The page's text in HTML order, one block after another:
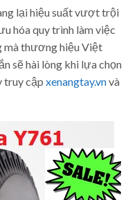
lại hiệu suất vượt trội
hóa quy trình làm việc
mà thương hiệu Việt
sẽ hài lòng khi lựa chọn
truy cập xenangtay.vnvà